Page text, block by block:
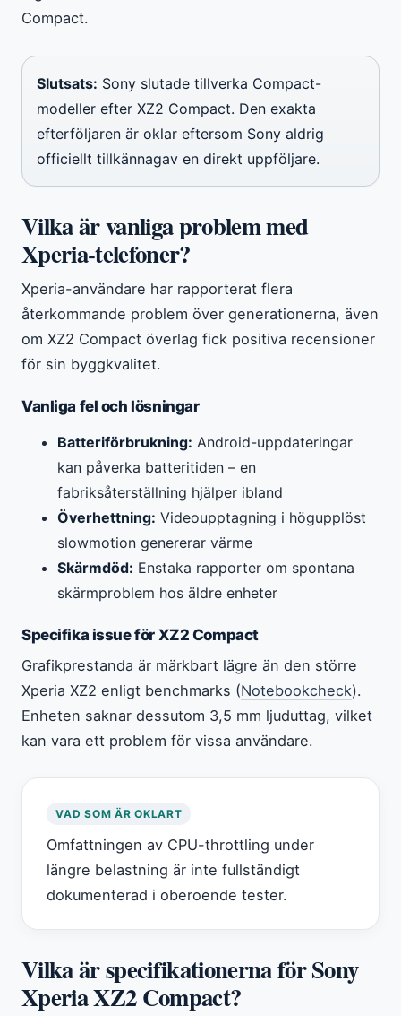
Compact.
Slutsats: Sony slutade tillverka Compact-
modeller efter XZ2 Compact. Den exakta
efterföljaren är oklar eftersom Sony aldrig
officiellt tillkännagav en direkt uppföljare.
Vilka är vanliga problem med
Xperia-telefoner?
Xperia-användare har rapporterat flera
återkommande problem över generationerna, även
om XZ2 Compact överlag fick positiva recensioner
för sin byggkvalitet.
Vanliga fel och lösningar
Batteriförbrukning: Android-uppdateringar
kan påverka batteritiden – en
fabriksåterställning hjälper ibland
Överhettning: Videoupptagning i högupplöst
slowmotion genererar värme
Skärmdöd: Enstaka rapporter om spontana
skärmproblem hos äldre enheter
Specifika issue för XZ2 Compact
Grafikprestanda är märkbart lägre än den större
Xperia XZ2 enligt benchmarks (Notebookcheck).
Enheten saknar dessutom 3,5 mm ljuduttag, vilket
kan vara ett problem för vissa användare.
VAD SOM ÄR OKLART
Omfattningen av CPU-throttling under
längre belastning är inte fullständigt
dokumenterad i oberoende tester.
Vilka är specifikationerna för Sony
Xperia XZ2 Compact?